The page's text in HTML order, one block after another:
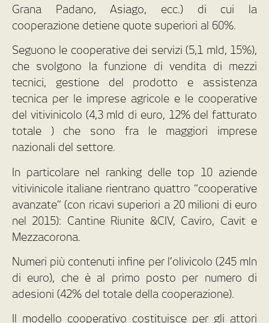
Grana Padano, Asiago, ecc.) di cui la
cooperazione detiene quote superiori al 60%.
Seguono le cooperative dei servizi (5,1 mld, 15%),
che svolgono la funzione di vendita di mezzi
tecnici, gestione del prodotto e assistenza
tecnica per le imprese agricole e le cooperative
del vitivinicolo (4,3 mld di euro, 12% del fatturato
totale ) che sono fra le maggiori imprese
nazionali del settore.
In particolare nel ranking delle top 10 aziende
vitivinicole italiane rientrano quattro “cooperative
avanzate” (con ricavi superiori a 20 milioni di euro
nel 2015): Cantine Riunite &CIV, Caviro, Cavit e
Mezzacorona.
Numeri più contenuti infine per l’olivicolo (245 mln
di euro), che è al primo posto per numero di
adesioni (42% del totale della cooperazione).
Il modello cooperativo costituisce per gli attori